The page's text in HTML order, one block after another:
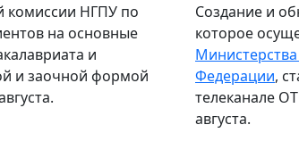
комиссии НГПУ по
на основные
и
и заочной формой
Создание и
которое
Федерации,
телеканале
августа.